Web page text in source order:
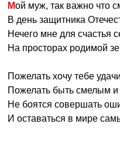
Мой муж, так важно что
В день защитника
Нечего мне для счастья
На просторах родимой
Пожелать хочу тебе
Пожелать быть смелым и
Не боятся совершать
И оставаться в мире